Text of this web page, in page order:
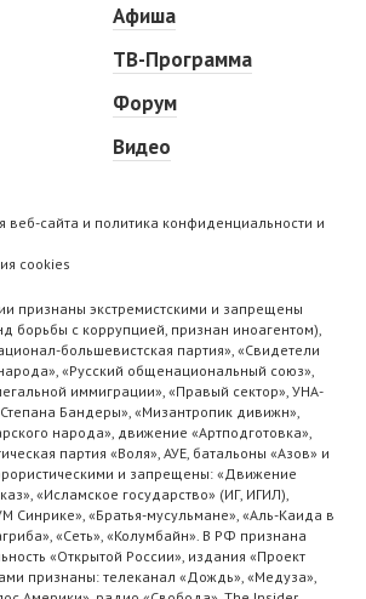
Афиша
ТВ-Программа
Форум
Видео
веб-сайта и политика конфиденциальности и
cookies
признаны экстремистскими и запрещены
борьбы с коррупцией, признан иноагентом),
большевистская партия», «Свидетели
«Русский общенациональный союз»,
иммиграции», «Правый сектор», УНА-
Бандеры», «Мизантропик дивижн»,
народа», движение «Артподготовка»,
партия «Воля», АУЕ, батальоны «Азов» и
и запрещены: «Движение
«Исламское государство» (ИГ, ИГИЛ),
Синрике», «Братья-мусульмане», «Аль-Каида в
«Сеть», «Колумбайн». В РФ признана
«Открытой России», издания «Проект
признаны: телеканал «Дождь», «Медуза»,